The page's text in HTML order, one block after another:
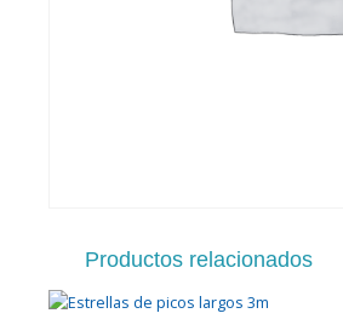
Productos relacionados